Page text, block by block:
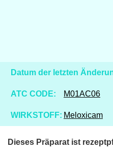
Datum der letzten
ATC CODE: M01AC06
WIRKSTOFF: Meloxicam
Dieses Präparat ist